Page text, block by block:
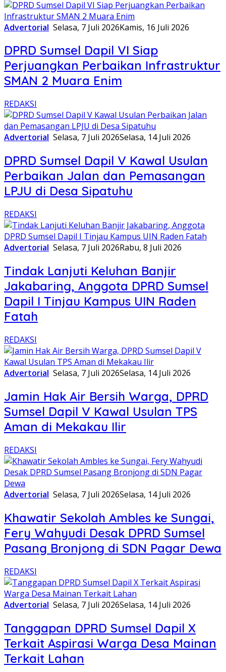
Advertorial Selasa, 7 Juli 2026Kamis, 16 Juli 2026
DPRD Sumsel Dapil VI Siap
Perjuangkan Perbaikan Infrastruktur
SMAN 2 Muara Enim
REDAKSI
Advertorial Selasa, 7 Juli 2026Selasa, 14 Juli 2026
DPRD Sumsel Dapil V Kawal Usulan
Perbaikan Jalan dan Pemasangan
LPJU di Desa Sipatuhu
REDAKSI
Advertorial Selasa, 7 Juli 2026Rabu, 8 Juli 2026
Tindak Lanjuti Keluhan Banjir
Jakabaring, Anggota DPRD Sumsel
Dapil I Tinjau Kampus UIN Raden
Fatah
REDAKSI
Advertorial Selasa, 7 Juli 2026Selasa, 14 Juli 2026
Jamin Hak Air Bersih Warga, DPRD
Sumsel Dapil V Kawal Usulan TPS
Aman di Mekakau Ilir
REDAKSI
Advertorial Selasa, 7 Juli 2026Selasa, 14 Juli 2026
Khawatir Sekolah Ambles ke Sungai,
Fery Wahyudi Desak DPRD Sumsel
Pasang Bronjong di SDN Pagar Dewa
REDAKSI
Advertorial Selasa, 7 Juli 2026Selasa, 14 Juli 2026
Tanggapan DPRD Sumsel Dapil X
Terkait Aspirasi Warga Desa Mainan
Terkait Lahan